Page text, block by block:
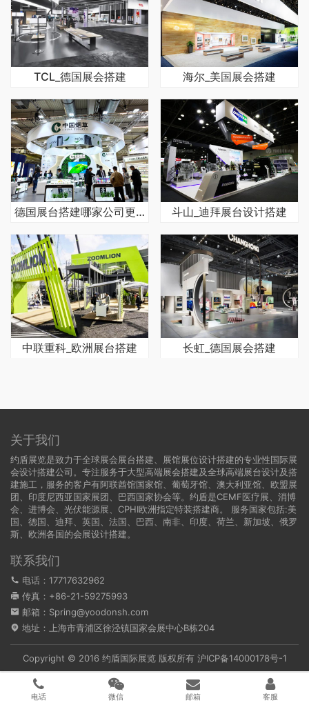
TCL_德国展会搭建 海尔_美国展会搭建
德国展台搭建哪家公司更好 斗山_迪拜展台设计搭建
中联重科_欧洲展台搭建 长虹_德国展会搭建
关于我们
约盾展览是致力于全球展会展台搭建、展馆展位设计搭建的专业性国际展
会设计搭建公司。专注服务于大型高端展会搭建及全球高端展台设计及搭
建施工，服务的客户有阿联酋馆国家馆、葡萄牙馆、澳大利亚馆、欧盟展
团、印度尼西亚国家展团、巴西国家协会等。约盾是CEMF医疗展、消博
会、进博会、光伏能源展、CPHI欧洲指定特装搭建商。 服务国家包括:美
国
德国 、迪拜、英国、法国、巴西、南非、印度、荷兰、新加坡、俄罗
斯、欧洲各国的会展设计搭建。
联系我们
电话：17717632962
传真：+86-21-59275993
邮箱：Spring@yoodonsh.com
地址：上海市青浦区徐泾镇国家会展中心B栋204
Copyright © 2016 约盾国际展览 版权所有 沪ICP备14000178号-1
电话 微信 邮箱 客服